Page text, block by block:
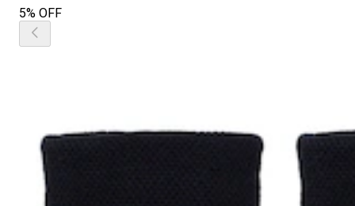
5% OFF